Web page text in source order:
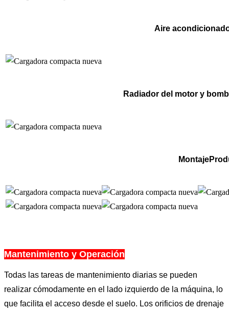
Aire
Radiador del motor y
Mantenimiento y Operación
Todas las tareas de mantenimiento diarias se pueden
realizar cómodamente en el lado izquierdo de la máquina, lo
que facilita el acceso desde el suelo. Los orificios de drenaje